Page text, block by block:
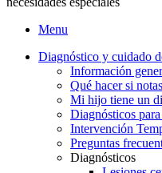
Menu
Diagnóstico y cuidado
Información
Qué hacer si
Mi hijo tiene un
Diagnósticos
Intervención
Preguntas
Diagnósticos